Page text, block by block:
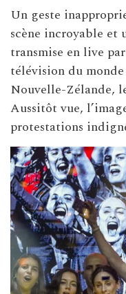
Un geste
scène incroyable et
transmise en live
télévision du
Nouvelle-Zélande,
Aussitôt vue,
protestations